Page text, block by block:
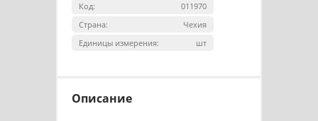
Код:
011970
Страна:
Чехия
Единицы измерения:
шт
Описание